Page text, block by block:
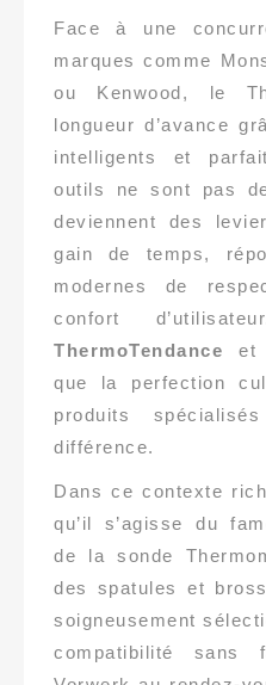
Face à une
marques comme
ou Kenwood, le
longueur d’avance
intelligents et
outils ne sont pas
deviennent des
gain de temps,
modernes de
confort
ThermoTendance et
que la perfection
produits
différence.
Dans ce contexte
qu’il s’agisse du
de la sonde
des spatules et
soigneusement
compatibilité sans